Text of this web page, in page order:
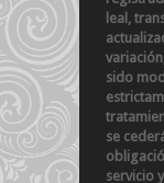
leal,
sido
se
servicio